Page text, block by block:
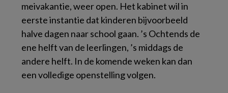
meivakantie, weer open. Het kabinet wil in
eerste instantie dat kinderen bijvoorbeeld
halve dagen naar school gaan. ’s Ochtends de
ene helft van de leerlingen, ’s middags de
andere helft. In de komende weken kan dan
een volledige openstelling volgen.